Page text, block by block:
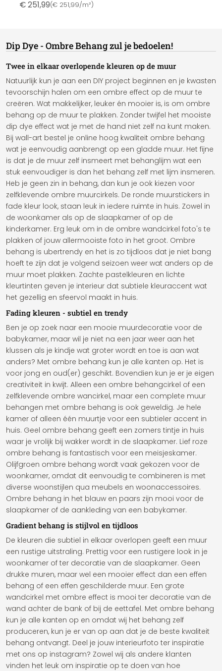
€ 251,99(€ 251,99/m²)
Dip Dye - Ombre Behang zul je bedoelen!
Twee in elkaar overlopende kleuren op de muur
Natuurlijk kun je aan een DIY project beginnen en je kwasten
tevoorschijn halen om een ombre effect op de muur te
creëren. Wat makkelijker, leuker én mooier is, is om ombre
behang op de muur te plakken. Zonder twijfel het mooiste
dip dye effect wat je met de hand niet zelf na kunt maken.
Bij wall-art bestel je online hoog kwaliteit ombre behang
wat je eenvoudig aanbrengt op een gladde muur. Het fijne
is dat je de muur zelf insmeert met behanglijm wat een
stuk eenvoudiger is dan het behang zelf met lijm insmeren.
Heb je geen zin in behang, dan kun je ook kiezen voor
zelfklevende ombre muurcirkels. De ronde muurstickers in
fade kleur look, staan leuk in iedere ruimte in huis. Zowel in
de woonkamer als op de slaapkamer of op de
kinderkamer. Erg leuk om in de ombre wandcirkel foto's te
plakken of jouw allermooiste foto in het groot. Ombre
behang is ubertrendy en het is zo tijdloos dat je niet bang
hoeft te zijn dat je volgend seizoen weer wat anders op de
muur moet plakken. Zachte pastelkleuren en lichte
kleurtinten geven je interieur dat subtiele kleuraccent wat
het gezellig en sfeervol maakt in huis.
Fading kleuren - subtiel en trendy
Ben je op zoek naar een mooie muurdecoratie voor de
babykamer, maar wil je niet na een jaar weer aan het
klussen als je kindje wat groter wordt en toe is aan wat
anders? Met ombre behang kun je alle kanten op. Het is
voor jong en oud(er) geschikt. Bovendien kun je er je eigen
creativiteit in kwijt. Alleen een ombre behangcirkel of een
zelfklevende ombre wancirkel, maar een complete muur
behangen met ombre behang is ook geweldig. Je hele
kamer of alleen één muurtje voor een subtieler accent in
huis. Geel ombre behang geeft een zomers tintje in huis
waar je vrolijk bij wakker wordt in de slaapkamer. Lief roze
ombre behang is fantastisch voor een meisjeskamer.
Olijfgroen ombre behang wordt vaak gekozen voor de
woonkamer, omdat dit eenvoudig te combineren is met
diverse woonstijlen qua meubels en woonaccessoires.
Ombre behang in het blauw en paars zijn mooi voor de
slaapkamer of de aankleding van een babykamer.
Gradient behang is stijlvol en tijdloos
De kleuren die subtiel in elkaar overlopen geeft een muur
een rustige uitstraling. Prettig voor een rustigere look in je
woonkamer of ter decoratie van de slaapkamer. Geen
drukke muren, maar wel een mooier effect dan een effen
behang of een effen geschilderde muur. Een grote
wandcirkel met ombre effect is mooi ter decoratie van de
wand achter de bank of bij de eettafel. Met ombre behang
kun je alle kanten op en omdat wij het behang zelf
produceren, kun je er van op aan dat je de beste kwaliteit
behang ontvangt. Deel je jouw interieurfoto ter inspiratie
met ons op instagram? Zowel wij als andere klanten
vinden het leuk om inspiratie op te doen van hoe